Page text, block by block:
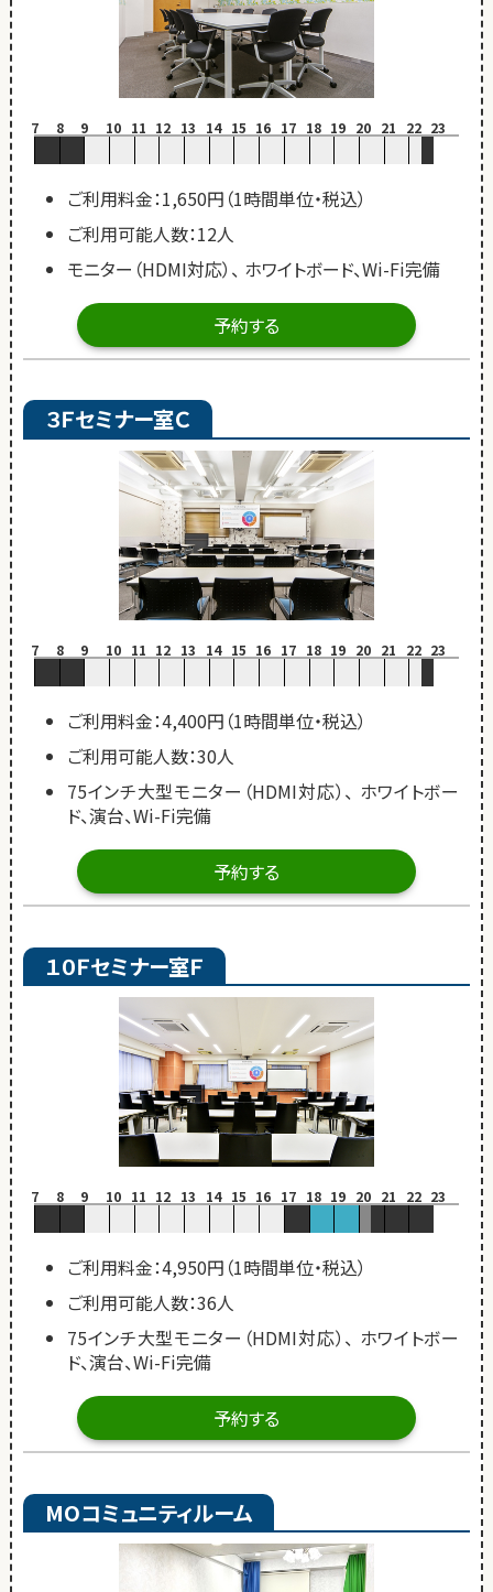
7 8 9 10 11 12 13 14 15 16 17 18 19 20 21 22 23
ご利用料金：1,650円（1時間単位・税込）
ご利用可能人数：12人
モニター（HDMI対応）、 ホワイトボード、Wi-Fi完備
予約する
３Ｆセミナー室Ｃ
7 8 9 10 11 12 13 14 15 16 17 18 19 20 21 22 23
ご利用料金：4,400円（1時間単位・税込）
ご利用可能人数：30人
75インチ大型モニター（HDMI対応）、 ホワイトボー
ド、演台、Wi-Fi完備
予約する
１０Ｆセミナー室Ｆ
7 8 9 10 11 12 13 14 15 16 17 18 19 20 21 22 23
ご利用料金：4,950円（1時間単位・税込）
ご利用可能人数：36人
75インチ大型モニター（HDMI対応）、 ホワイトボー
ド、演台、Wi-Fi完備
予約する
MOコミュニティルーム